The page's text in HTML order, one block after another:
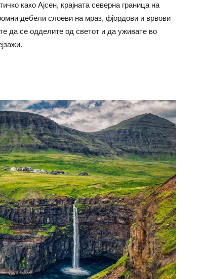
како Ајсен, крајната северна граница на
дебели слоеви на мраз, фјордови и врвови
да се одделите од светот и да уживате во